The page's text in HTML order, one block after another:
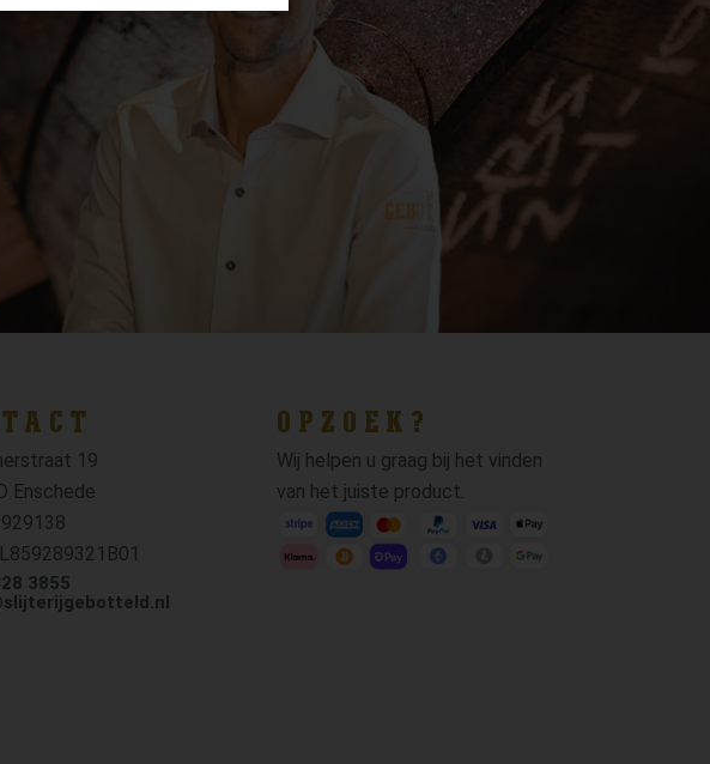
19
Enschede
3855
OPZOEK?
Wij helpen u graag bij het vinden
van het juiste product.